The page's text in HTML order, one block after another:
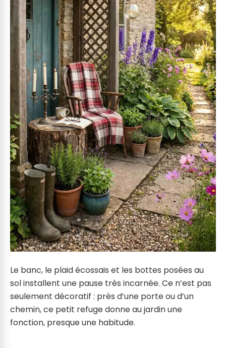
Le banc, le plaid écossais et les bottes posées au
sol installent une pause très incarnée. Ce n’est pas
seulement décoratif : près d’une porte ou d’un
chemin, ce petit refuge donne au jardin une
fonction, presque une habitude.